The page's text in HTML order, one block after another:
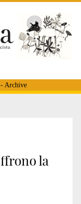
Archive
la